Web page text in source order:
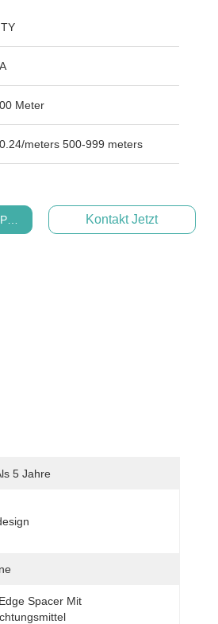
Meter
meters 500-999 meters
Kontakt Jetzt
5 Jahre
Spacer Mit